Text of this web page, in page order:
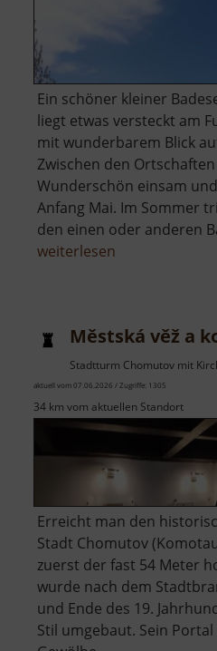
Ein schöner kleiner
liegt etwas versteckt am
mit wunderbarem Blick
Zwischen den
Wunderschön einsam
Anfang Mai. Im Sommer
den einen oder anderen
weiterlesen
Městská věž a
Stadtturm Chomutov mit Kirche
aktuell vom 07.06.2026 / Zugriffe: 1305
34 km vom aktuellen Standort
Erreicht man den
Stadt Chomutov
zuerst der fast 54 Meter
wurde nach dem
und Ende des 19.
Stil umgebaut. Sein